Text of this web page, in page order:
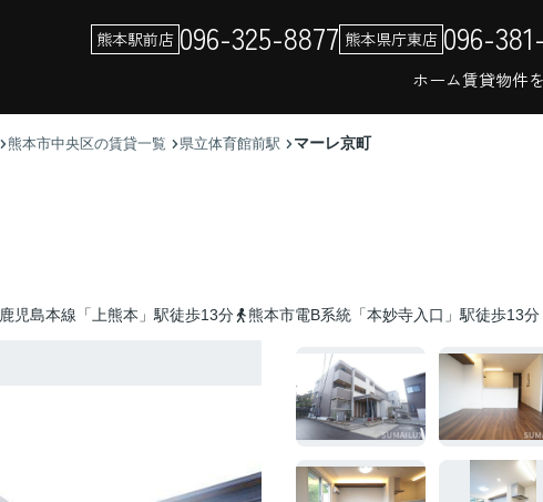
熊本駅前店 096-325-8877 熊本県庁東店 096-
ホーム賃貸物件
熊本市中央区の賃貸一覧 県立体育館前駅 マーレ京町
鹿児島本線「上熊本」駅徒歩13分 熊本市電B系統「本妙寺入口」駅徒歩13分